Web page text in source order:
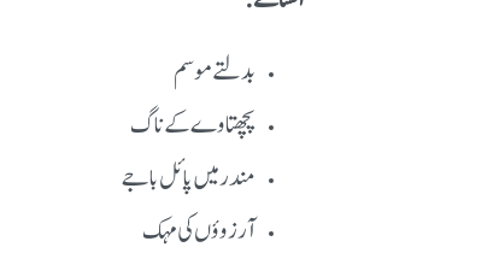
بدلتے موسم
پچھتاوے کے ناگ
مندر میں پائل باجے
آرزوؤں کی مہک